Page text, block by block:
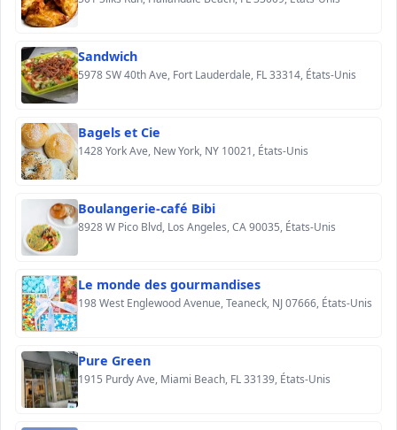
Sandwich
5978 SW 40th Ave, Fort Lauderdale, FL 33314, États-Unis
Bagels et Cie
1428 York Ave, New York, NY 10021, États-Unis
Boulangerie-café Bibi
8928 W Pico Blvd, Los Angeles, CA 90035, États-Unis
Le monde des gourmandises
198 West Englewood Avenue, Teaneck, NJ 07666, États-Unis
Pure Green
1915 Purdy Ave, Miami Beach, FL 33139, États-Unis